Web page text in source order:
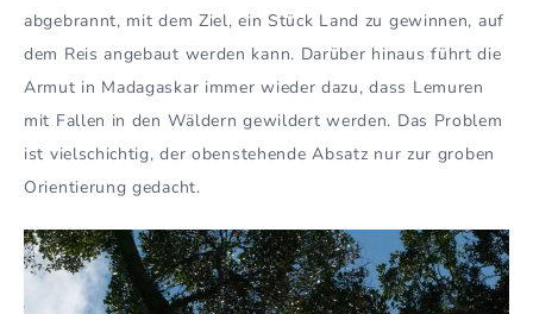
abgebrannt, mit dem Ziel, ein Stück Land zu gewinnen, auf
dem Reis angebaut werden kann. Darüber hinaus führt die
Armut in Madagaskar immer wieder dazu, dass Lemuren
mit Fallen in den Wäldern gewildert werden. Das Problem
ist vielschichtig, der obenstehende Absatz nur zur groben
Orientierung gedacht.